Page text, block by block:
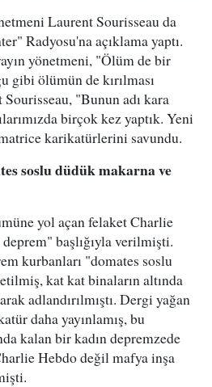
Laurent Sourisseau da
Radyosu'na açıklama yaptı.
yönetmeni, "Ölüm de bir
gibi ölümün de kırılması
"Bunun adı kara
birçok kez yaptık. Yeni
karikatürlerini savundu.
soslu düdük makarna ve
yol açan felaket Charlie
başlığıyla verilmişti.
kurbanları "domates soslu
kat kat binaların altında
adlandırılmıştı. Dergi yağan
daha yayınlamış, bu
kalan bir kadın depremzede
Hebdo değil mafya inşa